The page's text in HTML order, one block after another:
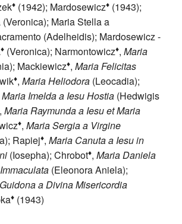
♦(1942); Mardosewicz♦(1943);
Maria Stella a
(Adelheidis); Mardosewicz -
♦(Veronica); Narmontowicz♦, Maria
Mackiewicz♦, Maria Felicitas
♦, Maria Heliodora(Leocadia);
Maria Imelda a Iesu Hostia(Hedwigis
Maria Raymunda a Iesu et Maria
♦, Maria Sergia a Virgine
Rapiej♦, Maria Canuta a Iesu in
(Iosepha); Chrobot♦, Maria Daniela
(Eleonora Aniela);
a Divina Misericordia
♦(1943)